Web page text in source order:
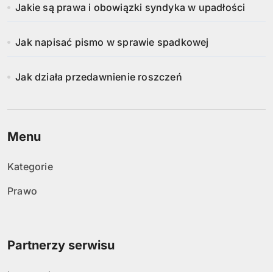
Jakie są prawa i obowiązki syndyka w upadłości
Jak napisać pismo w sprawie spadkowej
Jak działa przedawnienie roszczeń
Menu
Kategorie
Prawo
Partnerzy serwisu